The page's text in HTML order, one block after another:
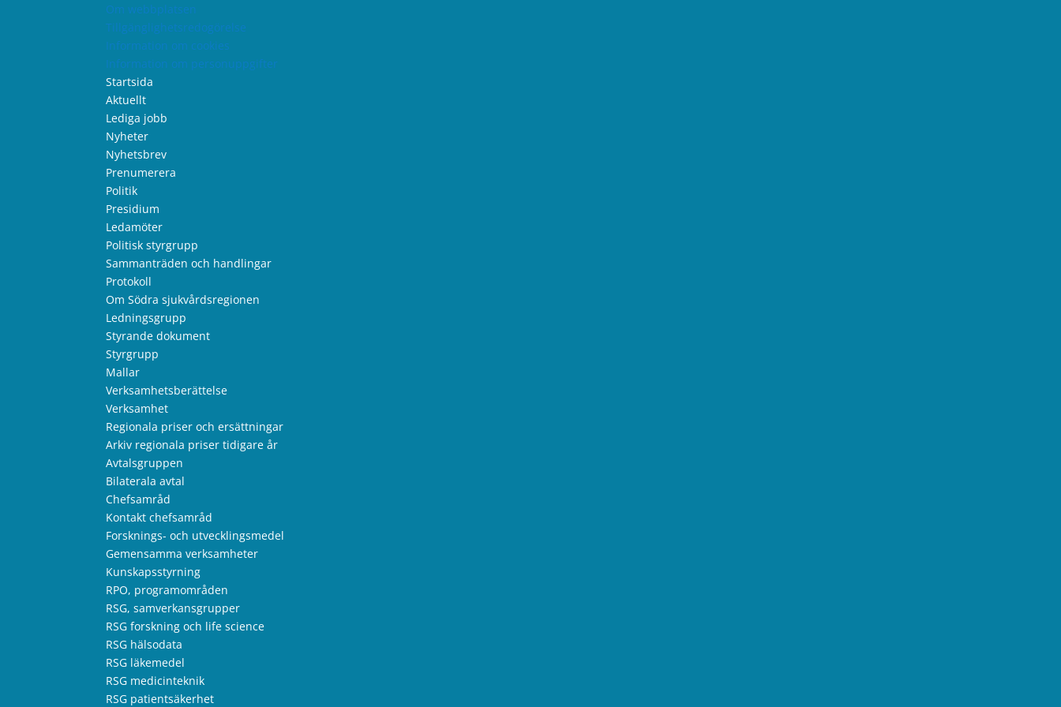
Om webbplatsen
Tillgänglighetsredogörelse
Information om cookies
Information om personuppgifter
Startsida
Aktuellt
Lediga jobb
Nyheter
Nyhetsbrev
Prenumerera
Politik
Presidium
Ledamöter
Politisk styrgrupp
Sammanträden och handlingar
Protokoll
Om Södra sjukvårdsregionen
Ledningsgrupp
Styrande dokument
Styrgrupp
Mallar
Verksamhetsberättelse
Verksamhet
Regionala priser och ersättningar
Arkiv regionala priser tidigare år
Avtalsgruppen
Bilaterala avtal
Chefsamråd
Kontakt chefsamråd
Forsknings- och utvecklingsmedel
Gemensamma verksamheter
Kunskapsstyrning
RPO, programområden
RSG, samverkansgrupper
RSG forskning och life science
RSG hälsodata
RSG läkemedel
RSG medicinteknik
RSG patientsäkerhet